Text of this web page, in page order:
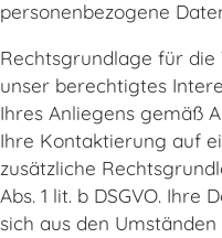
personenbezogene
Rechtsgrundlage für
unser berechtigtes
Ihres Anliegens gemäß
Ihre Kontaktierung auf
zusätzliche
Abs. 1 lit. b DSGVO. Ihre
sich aus den